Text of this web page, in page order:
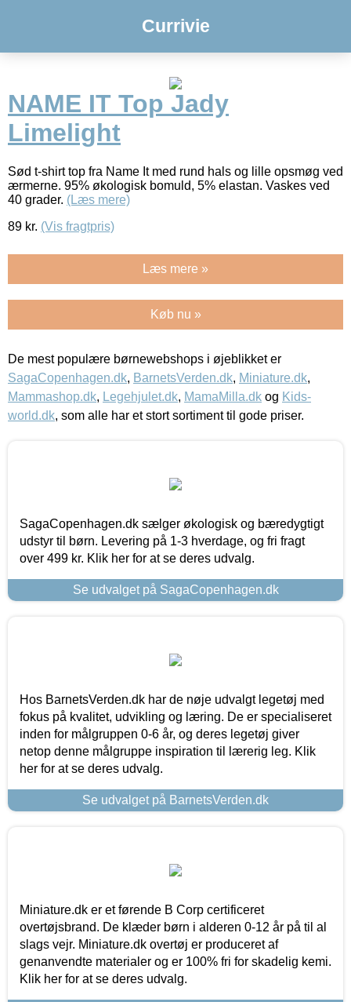
Currivie
NAME IT Top Jady
Limelight
Sød t-shirt top fra Name It med rund hals og lille opsmøg ved
ærmerne. 95% økologisk bomuld, 5% elastan. Vaskes ved
40 grader. (Læs mere)
89 kr. (Vis fragtpris)
Læs mere »
Køb nu »
De mest populære børnewebshops i øjeblikket er
SagaCopenhagen.dk, BarnetsVerden.dk, Miniature.dk,
Mammashop.dk, Legehjulet.dk, MamaMilla.dk og Kids-
world.dk, som alle har et stort sortiment til gode priser.
SagaCopenhagen.dk sælger økologisk og bæredygtigt
udstyr til børn. Levering på 1-3 hverdage, og fri fragt
over 499 kr. Klik her for at se deres udvalg.
Se udvalget på SagaCopenhagen.dk
Hos BarnetsVerden.dk har de nøje udvalgt legetøj med
fokus på kvalitet, udvikling og læring. De er specialiseret
inden for målgruppen 0-6 år, og deres legetøj giver
netop denne målgruppe inspiration til lærerig leg. Klik
her for at se deres udvalg.
Se udvalget på BarnetsVerden.dk
Miniature.dk er et førende B Corp certificeret
overtøjsbrand. De klæder børn i alderen 0-12 år på til al
slags vejr. Miniature.dk overtøj er produceret af
genanvendte materialer og er 100% fri for skadelig kemi.
Klik her for at se deres udvalg.